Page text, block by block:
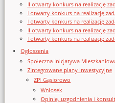
II otwarty konkurs na realizację
I otwarty konkurs na realizację
I otwarty konkurs na realizację
II otwarty konkurs na realizację
I otwarty konkurs na realizację
Ogłoszenia
Społeczna Inicjatywa
Zintegrowane plany inwestycyjne
ZPI Gąsiorowo
Wniosek
Opinie, uzgodnienia i